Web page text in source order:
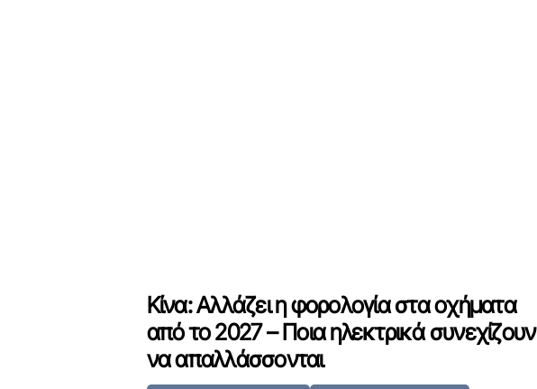
Κίνα: Αλλάζει η φορολογία στα οχήματα
από το 2027 – Ποια ηλεκτρικά συνεχίζουν
να απαλλάσσονται